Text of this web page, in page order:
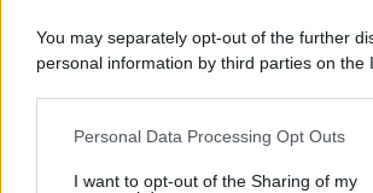
You may separately opt-out of the further
personal information by third parties on the
This information may also be disclosed by
Personal Data Processing Opt Outs
I want to opt-out of the Sharing of my
PREFERENZE PRIVACY